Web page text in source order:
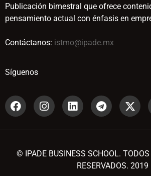
Publicación bimestral que ofrece
pensamiento actual con énfasis en
Contáctanos: istmo@ipade.mx
Síguenos
© IPADE BUSINESS SCHOOL. TODOS
RESERVADOS. 2019